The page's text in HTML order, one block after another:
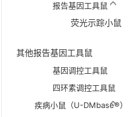
报告基因工具鼠
荧光示踪小鼠
其他报告基因工具鼠
基因调控工具鼠
四环素调控工具鼠
疾病小鼠（U-DMbase®）